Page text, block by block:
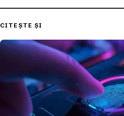
CITEȘTE ȘI